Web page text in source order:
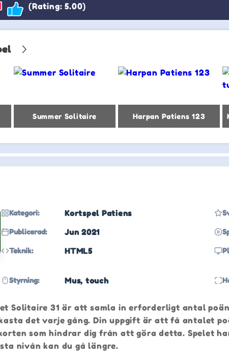
(Rating: 5.00)
Summer Solitaire Harpan Patiens 123
Kategori: Kortspel Patiens
Publicerad: Jun 2021
Teknik: HTML5
Styrning: Mus, touch
Solitaire 31 är att samla in erforderligt antal
det varje gång. Din uppgift är att få antalet
som hindrar dig från att göra detta. Spelet
nivån kan du gå längre.